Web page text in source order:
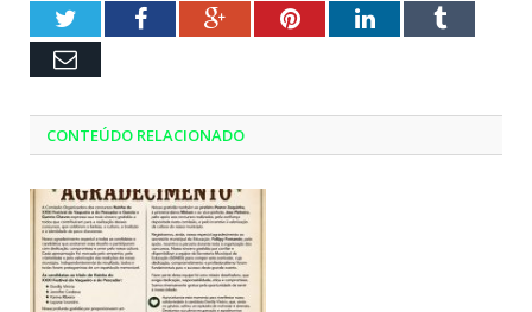
TwitterFacebookGoogle+PinterestLinkedInTumblr
Email
CONTEÚDO RELACIONADO